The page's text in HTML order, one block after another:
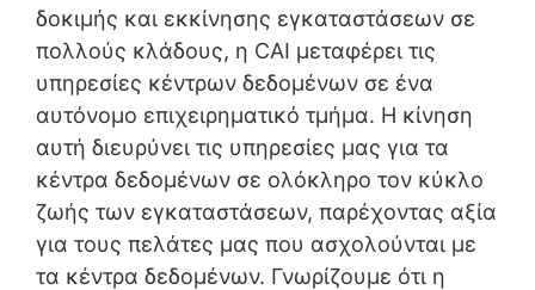
δοκιμής και εκκίνησης εγκαταστάσεων σε
πολλούς κλάδους, η CAI μεταφέρει τις
υπηρεσίες κέντρων δεδομένων σε ένα
αυτόνομο επιχειρηματικό τμήμα. Η κίνηση
αυτή διευρύνει τις υπηρεσίες μας για τα
κέντρα δεδομένων σε ολόκληρο τον κύκλο
ζωής των εγκαταστάσεων, παρέχοντας αξία
για τους πελάτες μας που ασχολούνται με
τα κέντρα δεδομένων. Γνωρίζουμε ότι η